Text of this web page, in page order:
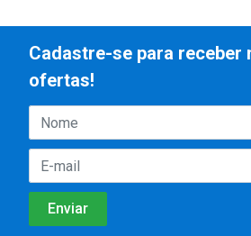
Cadastre-se para receber
ofertas!